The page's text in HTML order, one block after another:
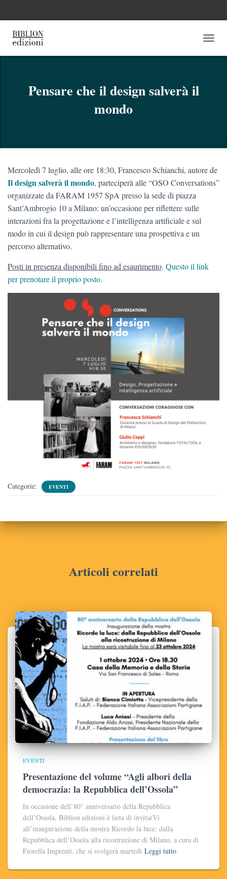
A
G
G
Pensare che il design salverà il
mondo
Mercoledì 7 luglio, alle ore 18:30, Francesco Schianchi, autore de
Il design salverà il mondo, parteciperà alle “OSO Conversations”
organizzate da FARAM 1957 SpA presso la sede di piazza
Sant’Ambrogio 10 a Milano: un’occasione per riflettere sulle
interazioni fra la progettazione e l’intelligenza artificiale e sul
modo in cui il design può rappresentare una prospettiva e un
percorso alternativo.
Posti in presenza disponibili fino ad esaurimento. Questo il link
per prenotare il proprio posto.
Categorie: EVENTI
Articoli correlati
EVENTI
Presentazione del volume “Agli albori della
democrazia: la Repubblica dell’Ossola”
In occasione dell’80° anniversario della Repubblica
dell’Ossola, Biblion edizioni è lieta di invitarVi
all’inaugurazione della mostra Ricordo la luce: dalla
Repubblica dell’Ossola alla ricostruzione di Milano, a cura di
Fiorella Imprenti, che si svolgerà martedì Leggi tutto